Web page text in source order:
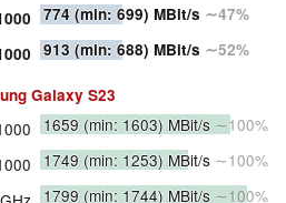
774 (min: 699) MBit/s ∼47%
913 (min: 688) MBit/s ∼52%
Galaxy S23
1659 (min: 1603) MBit/s ∼100%
1749 (min: 1253) MBit/s ∼100%
1799 (min: 1744) MBit/s ∼100%